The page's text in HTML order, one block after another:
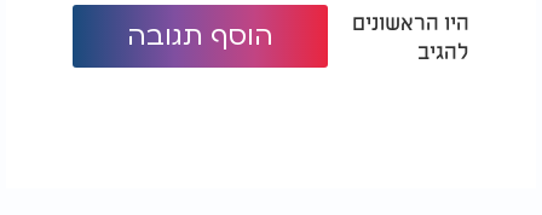
היו הראשונים
להגיב
הוסף תגובה